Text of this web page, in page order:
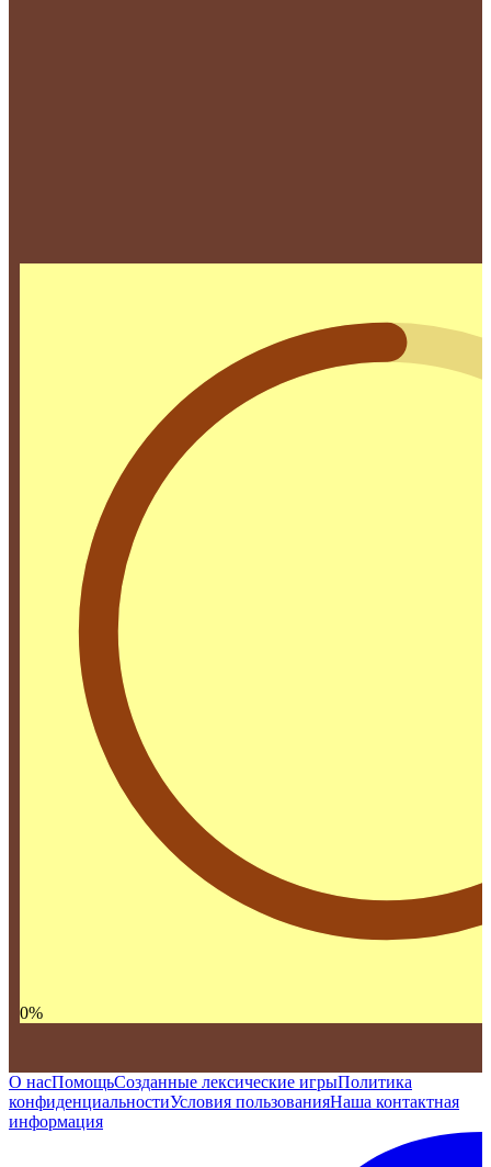
0%
О насПомощьСозданные лексические игрыПолитика
конфиденциальностиУсловия пользованияНаша контактная
информация